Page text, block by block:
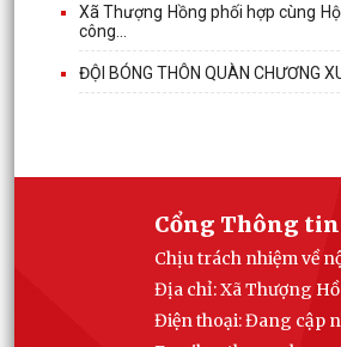
Xã Thượng Hồng phối hợp cùng
công...
ĐỘI BÓNG THÔN QUÀN CHƯƠNG
Cổng Thông
Chịu trách nhiệm về
Địa chỉ: Xã Thượng
Điện thoại: Đang cập